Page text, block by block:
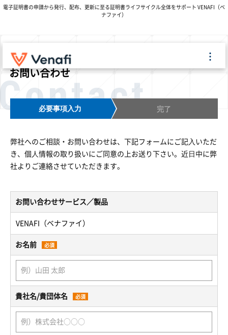
電子証明書の申請から発行、配布、更新に至る証明書ライフサイクル全体をサポート VENAFI（ベ
ナファイ）
お問い合わせ
必要事項入力 完了
弊社へのご相談・お問い合わせは、下記フォームにご記⼊いただ
き、個⼈情報の取り扱いにご同意の上お送り下さい。近⽇中に弊
社よりご連絡させていただきます。
お問い合わせサービス／製品
VENAFI（ベナファイ）
お名前 必須
貴社名/貴団体名 必須